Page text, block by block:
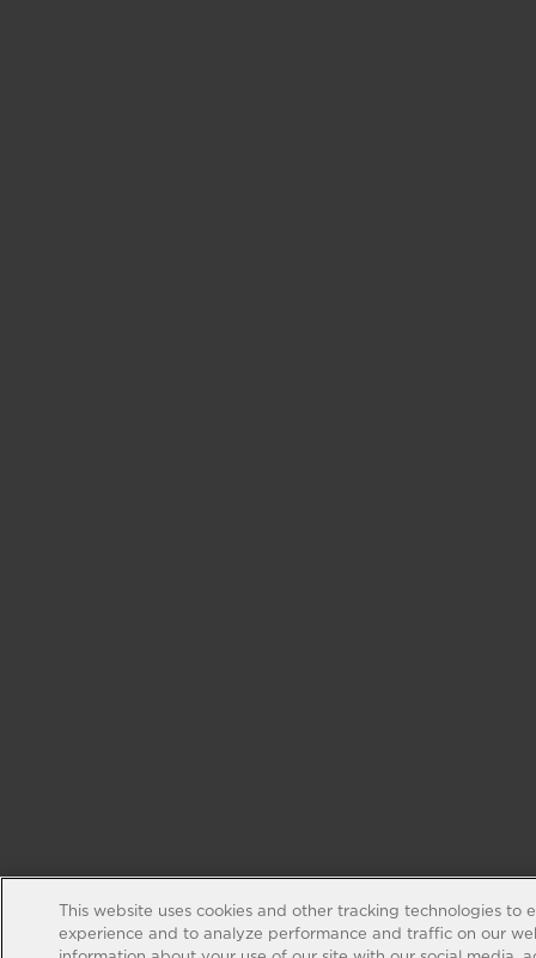
This website uses cookies and other tracking technologies to
experience and to analyze performance and traffic on our